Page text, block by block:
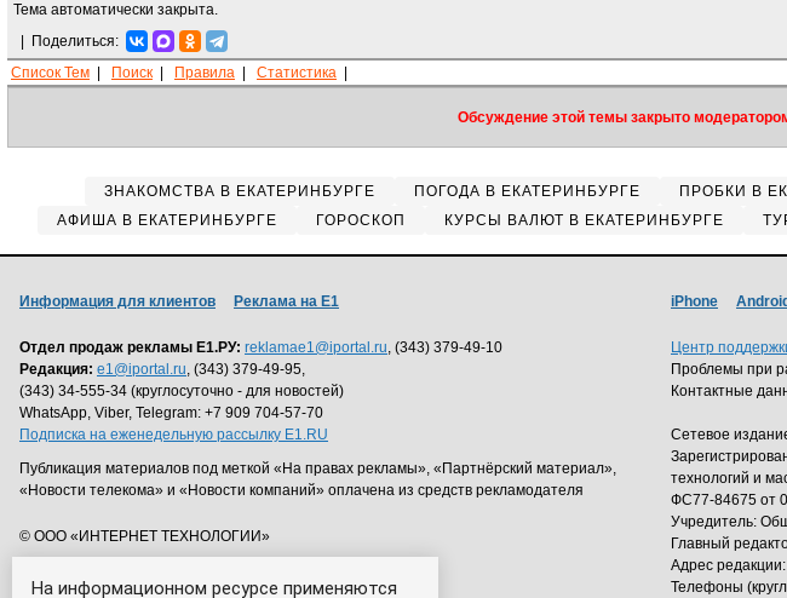
На информационном ресурсе применяются
Тема автоматически закрыта.
Поделиться:
Список Тем
Поиск Правила Статистика
Обсуждение этой темы закрыто
ЗНАКОМСТВА В ЕКАТЕРИНБУРГЕ ПОГОДА В ЕКАТЕРИНБУРГЕ ПРОБКИ В
АФИША В ЕКАТЕРИНБУРГЕ
ГОРОСКОП КУРСЫ ВАЛЮТ В ЕКАТЕРИНБУРГЕ
Информация для клиентов Реклама на Е1
Отдел продаж рекламы Е1.РУ: reklamae1@iportal.ru, (343) 379-49-10
Редакция: e1@iportal.ru, (343) 379-49-95,
(343) 34-555-34 (круглосуточно - для новостей)
WhatsApp, Viber, Telegram: +7 909 704-57-70
Подписка на еженедельную рассылку E1.RU
Публикация материалов под меткой «На правах рекламы», «Партнёрский материал»,
«Новости телекома» и «Новости компаний» оплачена из средств рекламодателя
© ООО «ИНТЕРНЕТ ТЕХНОЛОГИИ»
iPhone Android
Центр
Проблемы при
Контактные
Сетевое
технологий и
ФС77-84675 от
Учредитель:
Главный
Адрес
Телефоны